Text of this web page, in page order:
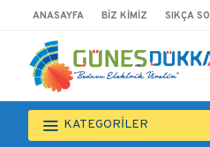
ANASAYFA BIZ KIMIZ SIKÇA
KATEGORİLER